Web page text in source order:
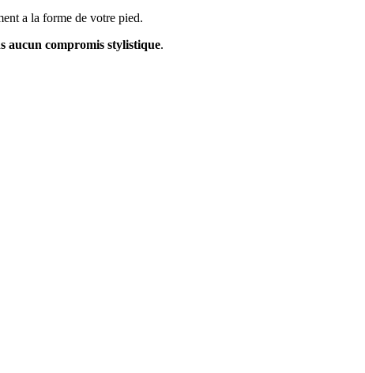
a la forme de votre pied.
aucun compromis stylistique.